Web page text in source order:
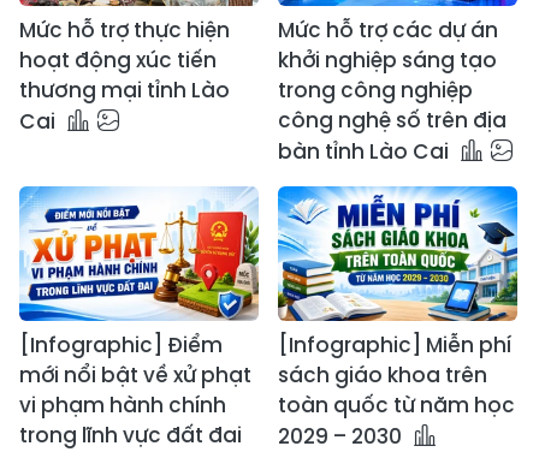
Mức hỗ trợ thực hiện
hoạt động xúc tiến
thương mại tỉnh Lào
Cai
Mức hỗ trợ các dự án
khởi nghiệp sáng tạo
trong công nghiệp
công nghệ số trên địa
bàn tỉnh Lào Cai
[Infographic] Điểm
mới nổi bật về xử phạt
vi phạm hành chính
trong lĩnh vực đất đai
[Infographic] Miễn phí
sách giáo khoa trên
toàn quốc từ năm học
2029 – 2030